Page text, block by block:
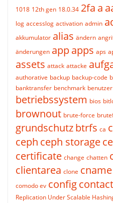
1018 12th gen 18.0.34 2fa a
log accesslog activation admin
akkumulator alias ändern
änderungen appapps aps
assets attack attacke
authorative backup backup-code
banktransfer benchmark benutzer
betriebssystem bios
brownout brute-force
grundschutzbtrfs ca
ceph ceph storage
certificate change chatten
clientarea clone cname
comodo ev config
Replication Under Scalable